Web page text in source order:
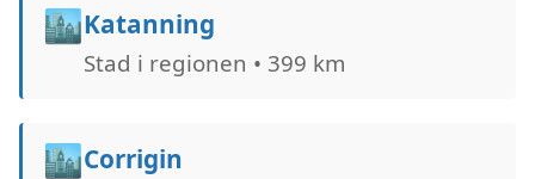
🏙️Katanning
Stad i regionen • 399 km
🏙️Corrigin